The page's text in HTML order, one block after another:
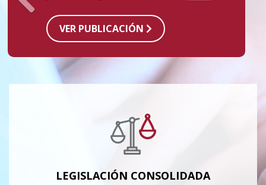
VER PUBLICACIÓN
LEGISLACIÓN CONSOLIDADA